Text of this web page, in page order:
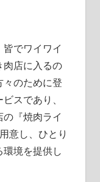
でワイワイ
店に入るの
のために登
スであり、
『焼肉ライ
意し、ひとり
境を提供し